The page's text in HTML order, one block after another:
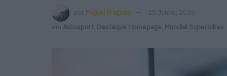
por Miguel Fragoso
15 Junho, 2026
em
Autosport Destaque Homepage Mundial Superbikes